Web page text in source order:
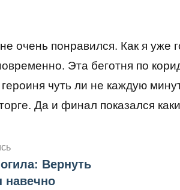
очень понравился. Как я уже
Эта беготня по
героиня чуть ли не каждую
Да и финал показался
Вернуть